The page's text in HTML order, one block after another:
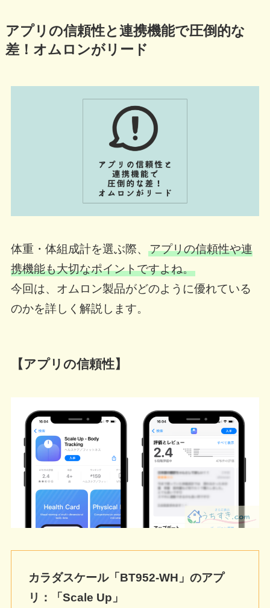
アプリの信頼性と連携機能で圧倒的な
差！オムロンがリード
体重・体組成計を選ぶ際、 アプリの信頼性や連
携機能も大切なポイントですよね。
今回は、オムロン製品がどのように優れている
のかを詳しく解説します。
【アプリの信頼性】
カラダスケール「BT952-WH」のアプ
リ：「Scale Up」